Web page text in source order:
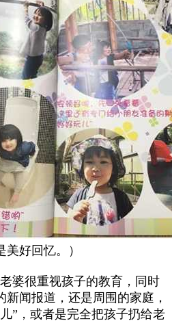
美好回忆。）
很重视孩子的教育，同时
闻报道，还是周围的家庭，
”，或者是完全把孩子扔给老